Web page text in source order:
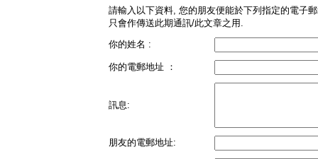
請輸入以下資料, 您的朋友便能於下列指定的電子
只會作傳送此期通訊/此文章之用.
你的姓名 :
你的電郵地址 ：
訊息:
朋友的電郵地址: